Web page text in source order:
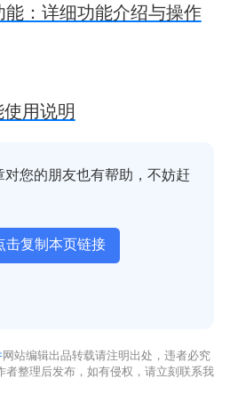
：详细功能介绍与操作
用说明
对您的朋友也有帮助，不妨赶
击复制本页链接
网站编辑出品转载请注明出处，违者必究
者整理后发布，如有侵权，请立刻联系我